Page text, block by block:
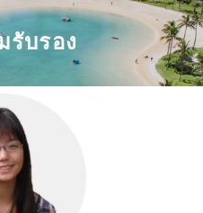
วามลับ
แห่งเดียวของฮาวาย
ารศึกษาระหว่างผู้
ามสะดวก
รับรอง